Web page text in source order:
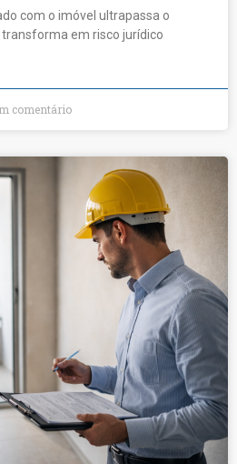
com o imóvel ultrapassa o
em risco jurídico
comentário